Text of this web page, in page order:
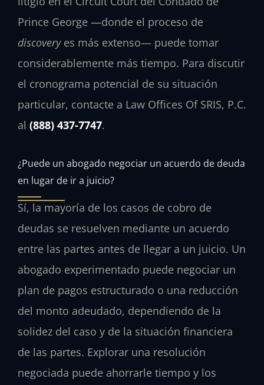
Prince George —donde el proceso de
discoveryes más extenso— puede tomar
considerablemente más tiempo. Para discutir
el cronograma potencial de su situación
particular, contacte a Law Offices Of SRIS, P.C.
al (888) 437-7747.
¿Puede un abogado negociar un acuerdo de deuda
en lugar de ir a juicio?
Sí, la mayoría de los casos de cobro de
deudas se resuelven mediante un acuerdo
entre las partes antes de llegar a un juicio. Un
abogado experimentado puede negociar un
plan de pagos estructurado o una reducción
del monto adeudado, dependiendo de la
solidez del caso y de la situación financiera
de las partes. Explorar una resolución
negociada puede ahorrarle tiempo y los